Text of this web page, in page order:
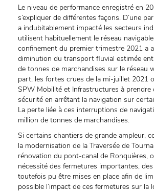
Le niveau de performance enregistré en
s’expliquer de différentes façons. D’une
a indubitablement impacté les secteurs
utilisent habituellement le réseau
confinement du premier trimestre 2021 a
diminution du transport fluvial estimée
de tonnes de marchandises sur le réseau
part, les fortes crues de la mi-juillet 2021
SPW Mobilité et Infrastructures à prendre
sécurité en arrêtant la navigation sur
La perte liée à ces interruptions de
million de tonnes de marchandises.
Si certains chantiers de grande ampleur,
la modernisation de la Traversée de
rénovation du pont-canal de Ronquières,
nécessité des fermetures importantes,
toutefois pu être mises en place afin de
possible l’impact de ces fermetures sur la